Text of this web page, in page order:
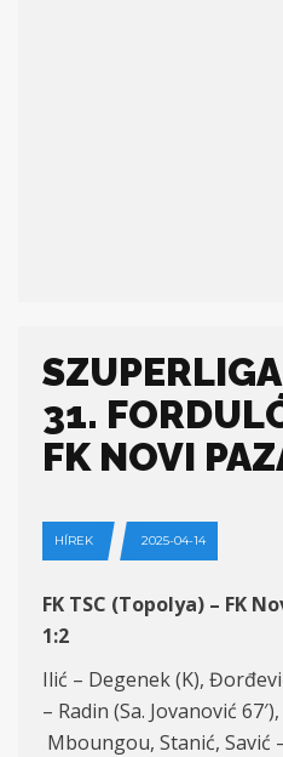
31.
FK NOVI
HÍREK 2025-04-14
FK TSC (Topolya) – FK
1:2
Ilić – Degenek (K),
– Radin (Sa. Jovanović
Mboungou, Stanić, Savić